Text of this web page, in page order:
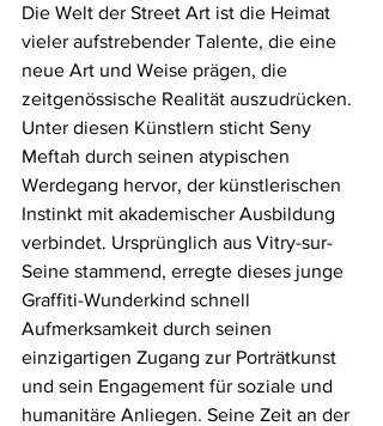
Die Welt der Street Art ist die Heimat
vieler aufstrebender Talente, die eine
neue Art und Weise prägen, die
zeitgenössische Realität auszudrücken.
Unter diesen Künstlern sticht Seny
Meftah durch seinen atypischen
Werdegang hervor, der künstlerischen
Instinkt mit akademischer Ausbildung
verbindet. Ursprünglich aus Vitry-sur-
Seine stammend, erregte dieses junge
Graffiti-Wunderkind schnell
Aufmerksamkeit durch seinen
einzigartigen Zugang zur Porträtkunst
und sein Engagement für soziale und
humanitäre Anliegen. Seine Zeit an der